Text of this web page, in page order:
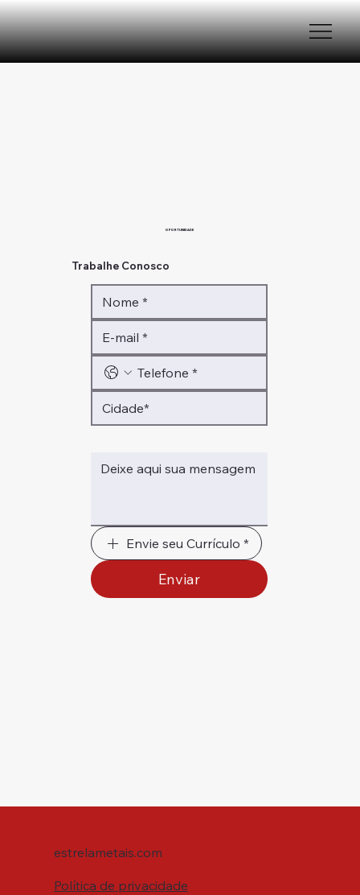
OPORTUNIDADE
Trabalhe Conosco
Envie seu Currículo *
Enviar
estrelametais.com
Política de privacidade